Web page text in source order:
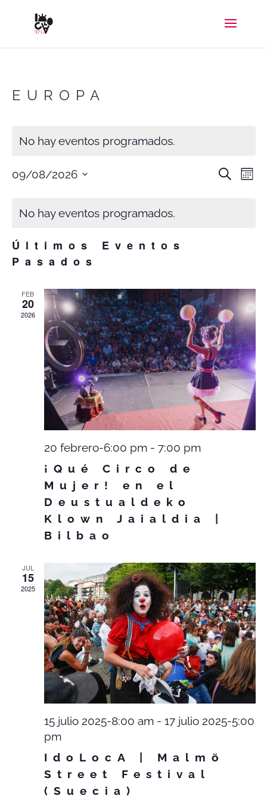
EUROPA
No hay eventos programados.
Buscar
Mes
09/08/2026
la
DE
No hay eventos programados.
Últimos Eventos
Pasados
FEB
20
2026
20 febrero-6:00 pm- 7:00 pm
¡Qué Circo de
Mujer! en el
Deustualdeko
Klown Jaialdia |
Bilbao
JUL
15
2025
15 julio 2025-8:00 am- 17 julio 2025-5:00
pm
IdoLocA | Malmö
Street Festival
(Suecia)